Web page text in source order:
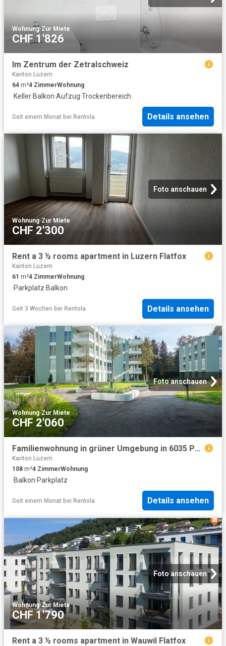
Wohnung·Zur Miete
CHF 1'826
Im Zentrum der Zetralschweiz
Kanton Luzern
64 m²4 ZimmerWohnung
·Keller·Balkon·Aufzug·Trockenbereich
Seit einem Monat bei Rentola Details ansehen
Foto anschauen
Wohnung·Zur Miete
CHF 2'300
Rent a 3 ½ rooms apartment in Luzern Flatfox
Kanton Luzern
61 m²4 ZimmerWohnung
·Parkplatz·Balkon
Seit 3 Wochen bei Rentola Details ansehen
Foto anschauen
Wohnung·Zur Miete
CHF 2'060
Familienwohnung in grüner Umgebung in 6035 Perlen
Kanton Luzern
108 m²4 ZimmerWohnung
·Balkon·Parkplatz
Seit einem Monat bei Rentola Details ansehen
Foto anschauen
Wohnung·Zur Miete
CHF 1'790
Rent a 3 ½ rooms apartment in Wauwil Flatfox